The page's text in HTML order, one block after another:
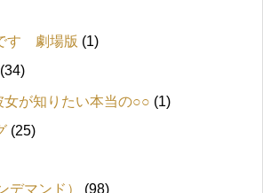
す 劇場版 (1)
(34)
女が知りたい本当の○○ (1)
(25)
デマンド）
(98)